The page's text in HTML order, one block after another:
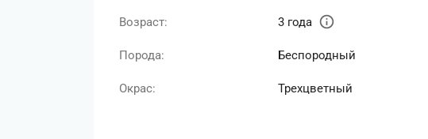
Возраст: 3 года info
Порода: Беспородный
Окрас: Трехцветный